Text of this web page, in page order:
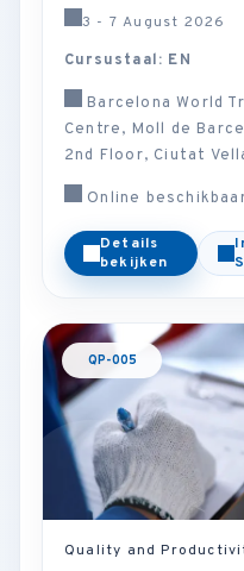
3 - 7 August 2026
Cursustaal: EN
Barcelona World
Centre, Moll de
2nd Floor, Ciutat
Online
Details
bekijken
QP-005
Quality and